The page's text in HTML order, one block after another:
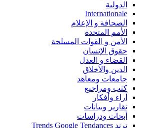
الدولية
Internationale
الصحافة و الإعلام
الأمم المتحدة
الأمن و القوات المسلحة
حقوق الإنسان
القضاء و العدل
الدين والأخلاق
جامعات ومعاهد
كتب ومراجيع
آراء وأفكار
تقارير وبيانات
أبحاث ودراسات
ترند Trends Google Tendances